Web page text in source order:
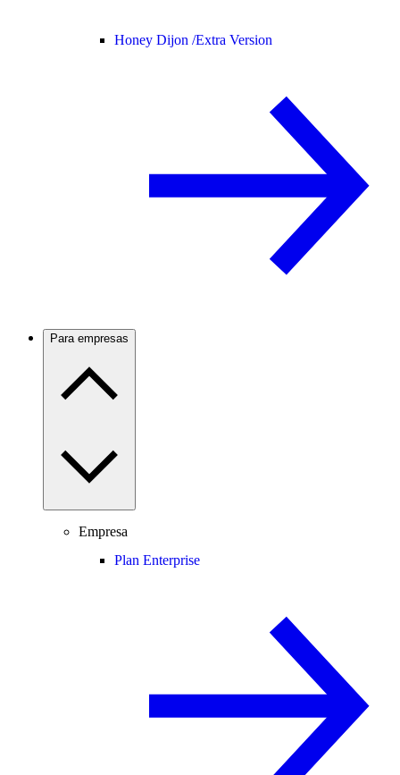
Honey Dijon /Extra Version
Para empresas
Empresa
Plan Enterprise